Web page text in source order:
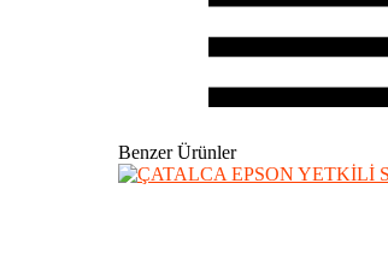
Benzer Ürünler